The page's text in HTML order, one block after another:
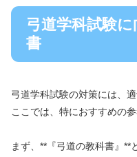
弓道学科試験
書
弓道学科試験の対策には、
ここでは、特におすすめの
まず、**『弓道の教科書』**